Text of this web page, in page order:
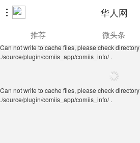
 华人网
./source/plugin/comiis_app/comiis_info/ .
推荐 微头条
Can not write to cache files, please check directory
./source/plugin/comiis_app/comiis_info/ .
Can not write to cache files, please check directory
./source/plugin/comiis_app/comiis_info/ .